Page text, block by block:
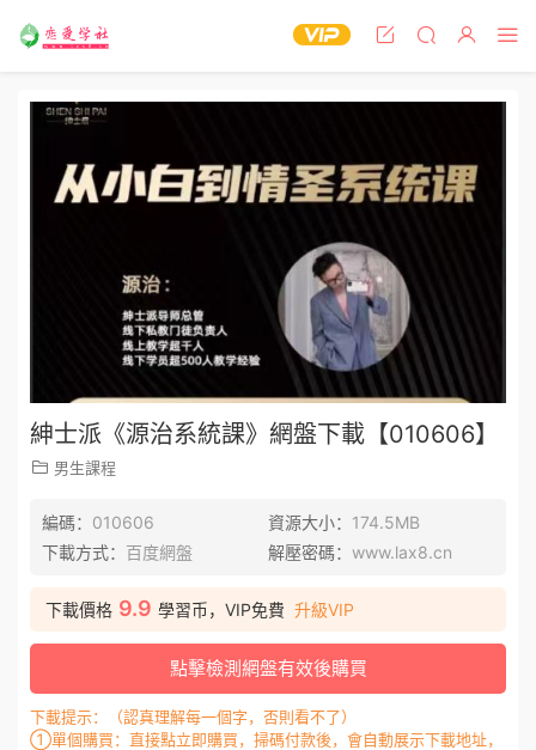
紳士派《源治系統課》網盤下載【010606】
男生課程
編碼： 010606 資源大小： 174.5MB
下載方式： 百度網盤 解壓密碼： www.lax8.cn
下載價格 9.9 學習币，VIP免費 升級VIP
點擊檢測網盤有效後購買
下載提示：（認真理解每一個字，否則看不了）
①單個購買：直接點立即購買，掃碼付款後，會自動展示下載地址，